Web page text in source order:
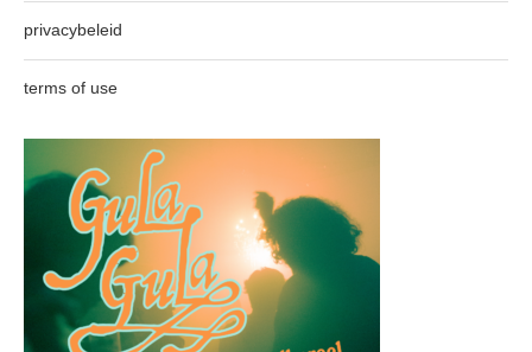
privacybeleid
terms of use